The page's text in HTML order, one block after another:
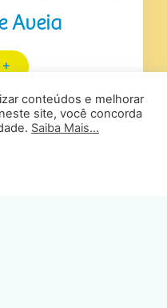
Aveia
conteúdos e melhorar
site, você concorda
Saiba Mais...